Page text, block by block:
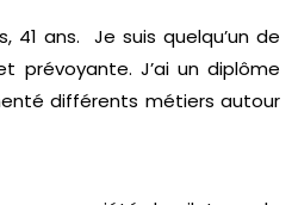
41 ans. Je suis quelqu’un de
prévoyante. J’ai un diplôme
différents métiers autour